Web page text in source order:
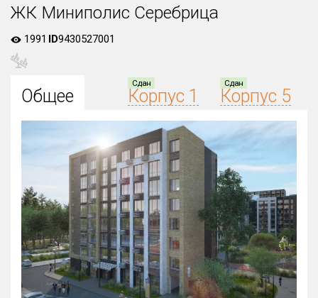
Все
Населённый пункт
Все
Район в городе
₽/м² млн ₽
Цена
от до
Общая площадь, м²
от до
Срок сдачи
ЖК Миниполис Серебрица
1991 ID9430527001
Общее
Сдан
Корпус 1
Сдан
Корпус 5